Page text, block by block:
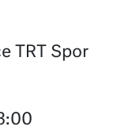
TRT Spor